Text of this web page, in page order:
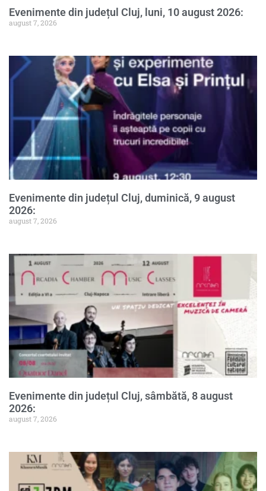
Evenimente din județul Cluj, luni, 10 august 2026:
august 7, 2026
Evenimente din județul Cluj, duminică, 9 august
2026:
august 7, 2026
Evenimente din județul Cluj, sâmbătă, 8 august
2026:
august 7, 2026